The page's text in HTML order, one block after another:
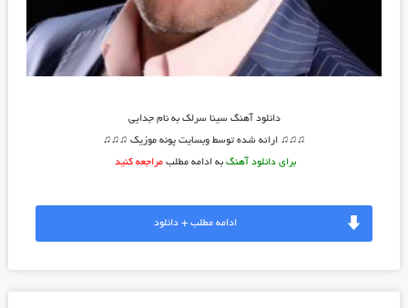
دانلود آهنگ سینا سرلک به نام جدایی
♫♫♫ ارائه شده توسط وبسایت پونه موزیک ♫♫♫
برای دانلود آهنگبه ادامه مطلب مراجعه کنید
ادامه مطلب + دانلود